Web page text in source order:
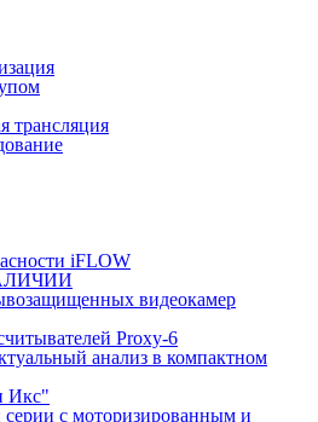
трансляция
iFLOW
видеокамер
Proxy-6
анализ в компактном
Икс"
с моторизированным и